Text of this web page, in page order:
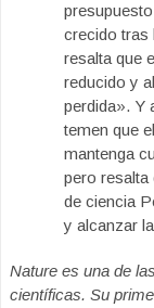
crecido tras
resalta que
reducido y
perdida». Y
temen que
mantenga
pero resalta
de ciencia
y alcanzar
Nature es una de
científicas. Su